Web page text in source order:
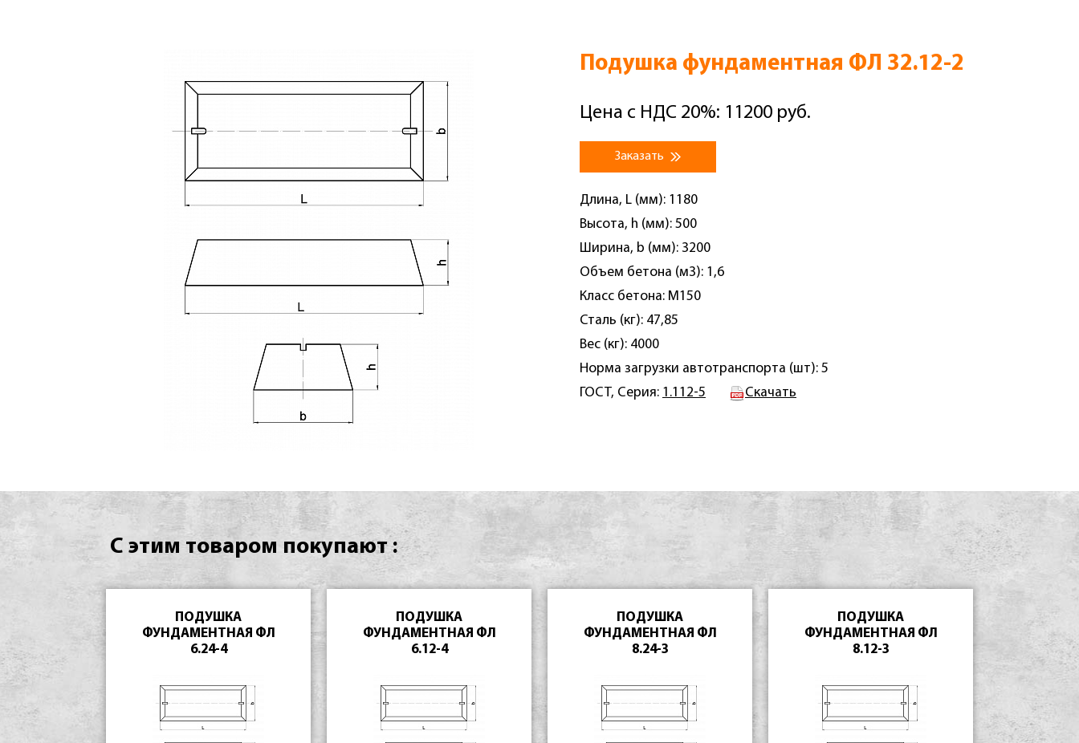
Подушка фундаментная ФЛ 32.12-2
Цена с НДС 20%: 11200 руб.
Заказать
Длина, L (мм): 1180
Высота, h (мм): 500
Ширина, b (мм): 3200
Объем бетона (м3): 1,6
Класс бетона: М150
Сталь (кг): 47,85
Вес (кг): 4000
Норма загрузки автотранспорта (шт): 5
ГОСТ, Серия: 1.112-5 Скачать
С этим товаром покупают :
ПОДУШКА
ФУНДАМЕНТНАЯ ФЛ
6.24-4
ПОДУШКА
ФУНДАМЕНТНАЯ ФЛ
6.12-4
ПОДУШКА
ФУНДАМЕНТНАЯ ФЛ
8.24-3
ПОДУШКА
ФУНДАМЕНТНАЯ ФЛ
8.12-3